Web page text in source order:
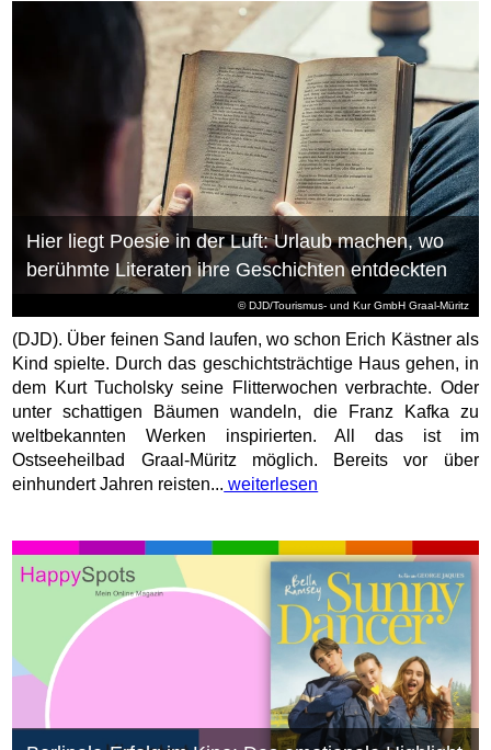
© DJD/Tourismus- und Kur GmbH Graal-Müritz
Hier liegt Poesie in der Luft: Urlaub machen, wo
berühmte Literaten ihre Geschichten entdeckten
(DJD). Über feinen Sand laufen, wo schon Erich Kästner als
Kind spielte. Durch das geschichtsträchtige Haus gehen, in
dem Kurt Tucholsky seine Flitterwochen verbrachte. Oder
unter schattigen Bäumen wandeln, die Franz Kafka zu
weltbekannten Werken inspirierten. All das ist im
Ostseeheilbad Graal-Müritz möglich. Bereits vor über
einhundert Jahren reisten... weiterlesen